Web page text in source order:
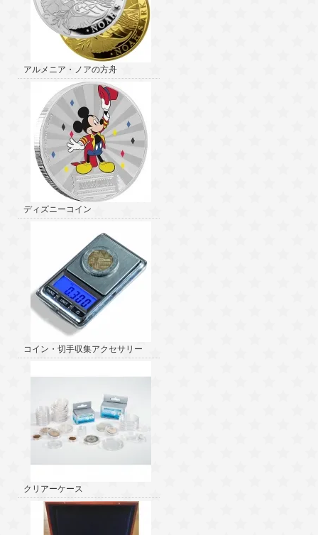
アルメニア・ノアの方舟
ディズニーコイン
コイン・切手収集アクセサリー
クリアーケース